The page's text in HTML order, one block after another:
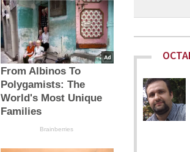
From Albinos To
Polygamists: The
World's Most Unique
Families
Brainberries